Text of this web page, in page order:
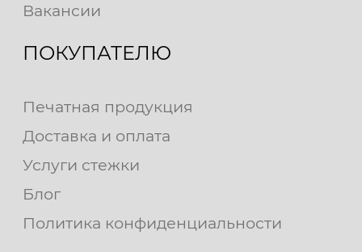
Вакансии
ПОКУПАТЕЛЮ
Печатная продукция
Доставка и оплата
Услуги стежки
Блог
Политика конфиденциальности